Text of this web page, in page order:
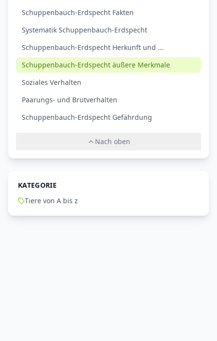
Schuppenbauch-Erdspecht Fakten
Systematik Schuppenbauch-Erdspecht
Schuppenbauch-Erdspecht Herkunft und ...
Schuppenbauch-Erdspecht äußere Merkmale
Soziales Verhalten
Paarungs- und Brutverhalten
Schuppenbauch-Erdspecht Gefährdung
Nach oben
KATEGORIE
Tiere von A bis z